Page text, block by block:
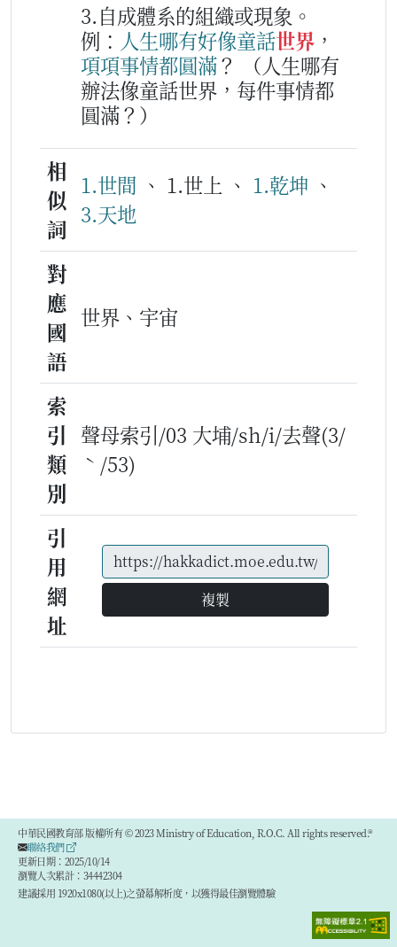
3.自成體系的組織或現象。
例： 人生哪有好像童話世界 ，
項項事情都圓滿？
（人生哪有
辦法像童話世界，每件事情都
圓滿？）
相
似
詞
1.世間 、 1.世上 、 1.乾坤 、
3.天地
對
應
國
語
世界、宇宙
索
引
類
別
聲母索引/03 大埔/sh/i/去聲(3/
ˋ/53)
引
用
網
址
複製
中華民國教育部 版權所有 © 2023 Ministry of Education, R.O.C. All rights reserved.®
聯絡我們
更新日期：2025/10/14
瀏覽人次累計：34442304
建議採用 1920x1080(以上)之螢幕解析度，以獲得最佳瀏覽體驗